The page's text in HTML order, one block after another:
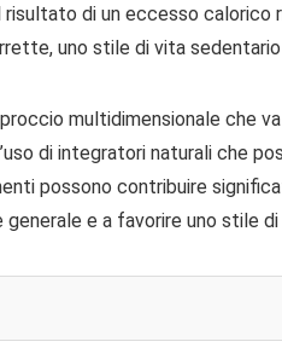
risultato di un eccesso
uno stile di vita
multidimensionale che
di integratori naturali che
possono contribuire
e a favorire uno stile